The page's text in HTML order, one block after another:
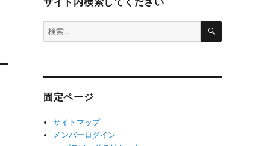
検
索:
検
固定ページ
サイトマップ
メンバーログイン